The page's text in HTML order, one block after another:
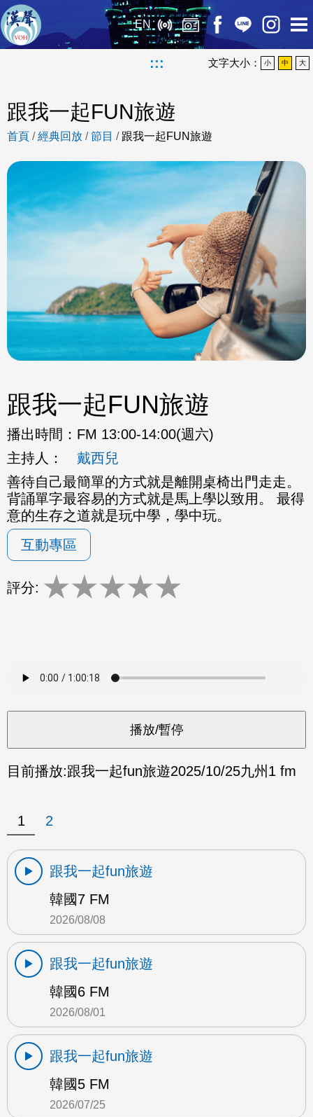
EN
::: 文字大小： 小 中 大
跟我一起FUN旅遊
首頁 /經典回放 /節目 / 跟我一起FUN旅遊
跟我一起FUN旅遊
播出時間： FM 13:00-14:00(週六)
主持人：
戴西兒
善待自己最簡單的方式就是離開桌椅出門走走。
背誦單字最容易的方式就是馬上學以致用。 最得
意的生存之道就是玩中學，學中玩。
互動專區
評分: ★★★★★
目前播放:跟我一起fun旅遊2025/10/25九州1 fm
1 2
跟我一起fun旅遊
韓國7 FM
2026/08/08
跟我一起fun旅遊
韓國6 FM
2026/08/01
跟我一起fun旅遊
韓國5 FM
2026/07/25